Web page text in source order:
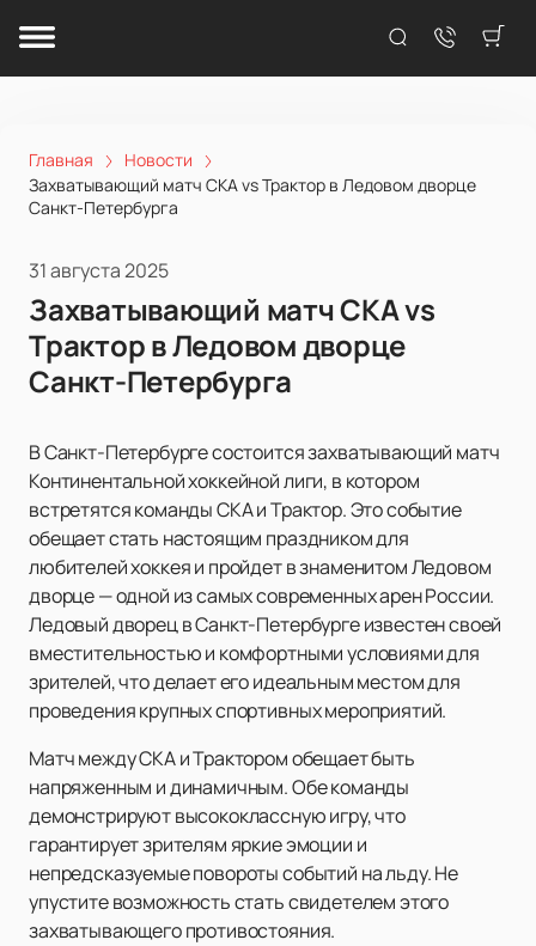
Главная
Новости
Захватывающий матч СКА vs Трактор в Ледовом дворце
Санкт-Петербурга
31 августа 2025
Захватывающий матч СКА vs
Трактор в Ледовом дворце
Санкт-Петербурга
В Санкт-Петербурге состоится захватывающий матч
Континентальной хоккейной лиги, в котором
встретятся команды СКА и Трактор. Это событие
обещает стать настоящим праздником для
любителей хоккея и пройдет в знаменитом Ледовом
дворце — одной из самых современных арен России.
Ледовый дворец в Санкт-Петербурге известен своей
вместительностью и комфортными условиями для
зрителей, что делает его идеальным местом для
проведения крупных спортивных мероприятий.
Матч между СКА и Трактором обещает быть
напряженным и динамичным. Обе команды
демонстрируют высококлассную игру, что
гарантирует зрителям яркие эмоции и
непредсказуемые повороты событий на льду. Не
упустите возможность стать свидетелем этого
захватывающего противостояния.